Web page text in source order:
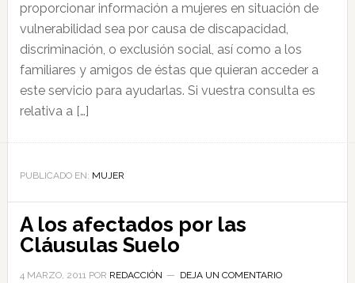
proporcionar información a mujeres en situación de
vulnerabilidad sea por causa de discapacidad,
discriminación, o exclusión social, así como a los
familiares y amigos de éstas que quieran acceder a
este servicio para ayudarlas. Si vuestra consulta es
relativa a […]
PUBLICADO EN: MUJER
A los afectados por las
Cláusulas Suelo
4 MARZO, 2011POR REDACCIÓN DEJA UN COMENTARIO